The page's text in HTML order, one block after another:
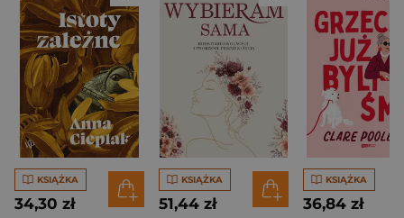
KSIĄŻKA
34,30 zł
KSIĄŻKA
51,44 zł
KSIĄŻKA
36,84 zł